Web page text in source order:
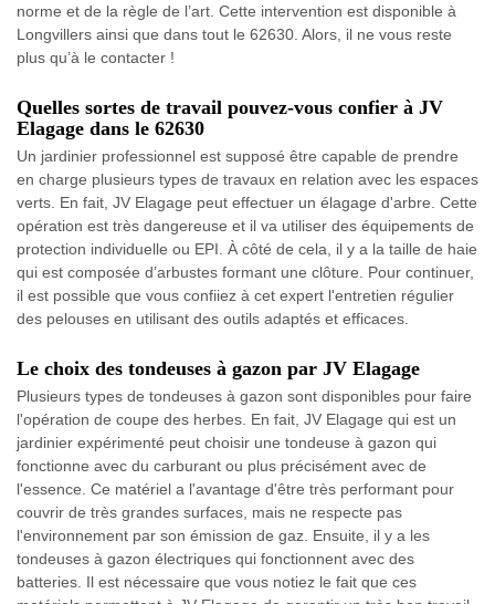
norme et de la règle de l’art. Cette intervention est disponible à
Longvillers ainsi que dans tout le 62630. Alors, il ne vous reste
plus qu’à le contacter !
Quelles sortes de travail pouvez-vous confier à JV
Elagage dans le 62630
Un jardinier professionnel est supposé être capable de prendre
en charge plusieurs types de travaux en relation avec les espaces
verts. En fait, JV Elagage peut effectuer un élagage d'arbre. Cette
opération est très dangereuse et il va utiliser des équipements de
protection individuelle ou EPI. À côté de cela, il y a la taille de haie
qui est composée d’arbustes formant une clôture. Pour continuer,
il est possible que vous confiiez à cet expert l'entretien régulier
des pelouses en utilisant des outils adaptés et efficaces.
Le choix des tondeuses à gazon par JV Elagage
Plusieurs types de tondeuses à gazon sont disponibles pour faire
l'opération de coupe des herbes. En fait, JV Elagage qui est un
jardinier expérimenté peut choisir une tondeuse à gazon qui
fonctionne avec du carburant ou plus précisément avec de
l'essence. Ce matériel a l'avantage d'être très performant pour
couvrir de très grandes surfaces, mais ne respecte pas
l'environnement par son émission de gaz. Ensuite, il y a les
tondeuses à gazon électriques qui fonctionnent avec des
batteries. Il est nécessaire que vous notiez le fait que ces